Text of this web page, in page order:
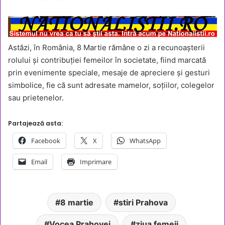
Astăzi, în România, 8 Martie rămâne o zi a recunoașterii
rolului și contribuției femeilor în societate, fiind marcată
prin evenimente speciale, mesaje de apreciere și gesturi
simbolice, fie că sunt adresate mamelor, soțiilor, colegelor
sau prietenelor.
Partajează asta:
Facebook X WhatsApp
Email Imprimare
8 martie stiri Prahova